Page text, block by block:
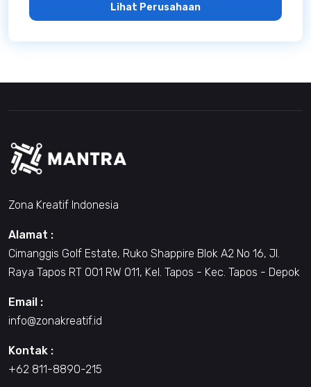
Lihat Perusahaan
Zona Kreatif Indonesia
Alamat :
Cimanggis Golf Estate, Ruko Shappire Blok A2 No 16, Jl.
Raya Tapos RT 001 RW 011, Kel. Tapos - Kec. Tapos - Depok
Email :
info@zonakreatif.id
Kontak :
+62 811-8890-215